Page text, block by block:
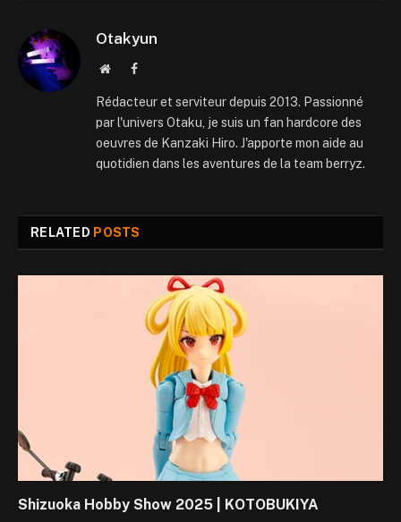
Otakyun
WebsiteFacebook
Rédacteur et serviteur depuis 2013. Passionné
par l'univers Otaku, je suis un fan hardcore des
oeuvres de Kanzaki Hiro. J'apporte mon aide au
quotidien dans les aventures de la team berryz.
RELATED POSTS
Shizuoka Hobby Show 2025 | KOTOBUKIYA